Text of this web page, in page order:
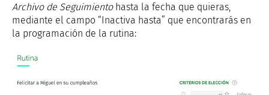
Archivo de Seguimientohasta la fecha que quieras,
mediante el campo “Inactiva hasta” que encontrarás en
la programación de la rutina: